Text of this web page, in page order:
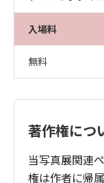
入場料
無料
著作権につ
当写真展関連
権は作者に帰属